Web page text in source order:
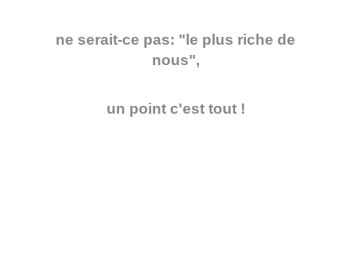
ne serait-ce pas: "le plus riche de
nous",
un point c'est tout !